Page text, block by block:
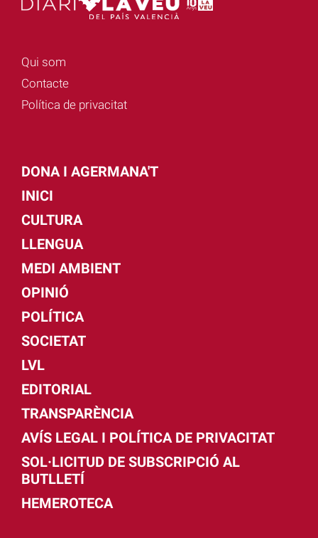
Qui som
Contacte
Política de privacitat
DONA I AGERMANA'T
INICI
CULTURA
LLENGUA
MEDI AMBIENT
OPINIÓ
POLÍTICA
SOCIETAT
LVL
EDITORIAL
TRANSPARÈNCIA
AVÍS LEGAL I POLÍTICA DE PRIVACITAT
SOL·LICITUD DE SUBSCRIPCIÓ AL
BUTLLETÍ
HEMEROTECA